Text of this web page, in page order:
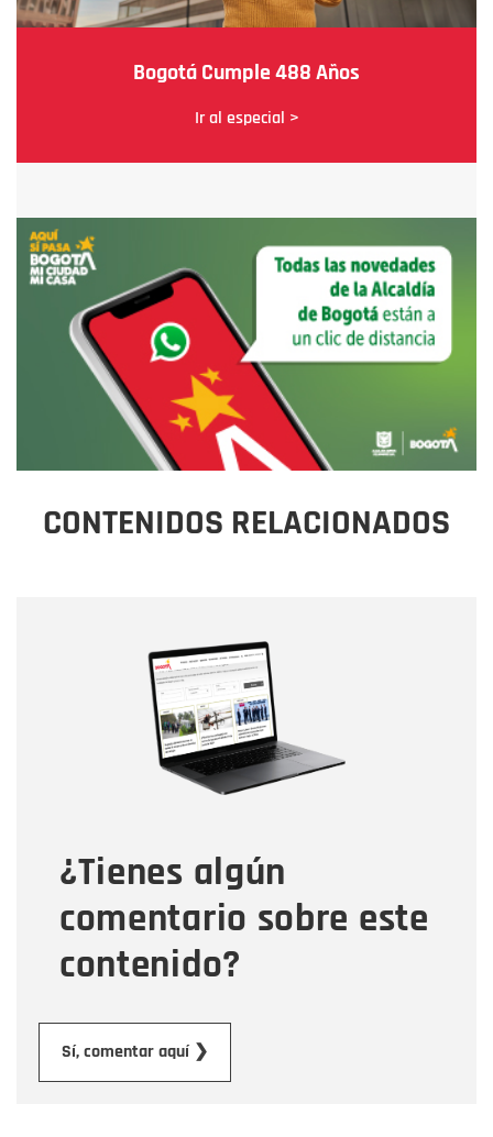
Bogotá Cumple 488 Años
Ir al especial >
CONTENIDOS RELACIONADOS
¿Tienes algún
comentario sobre este
contenido?
Sí, comentar aquí ❯
Correo electrónico
Tipo de comentario
Mensaje